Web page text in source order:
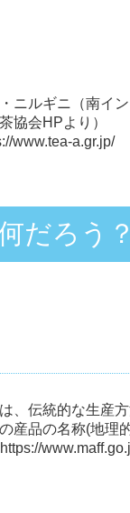
ニルギニ（南イ
協会HPより）
www.tea-a.gr.jp/
だろう
、伝統的な生産
産品の名称(地理
https://